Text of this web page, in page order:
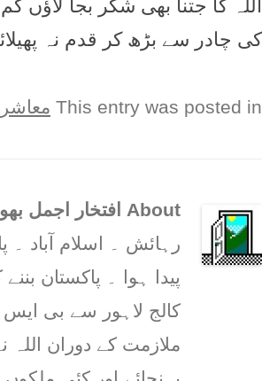
اللہ کا جتنا بھی شکر بجا
کی چادر سے بڑھ کر قدم نہ
This entry was posted in
About افتخار اجمل بھوپال
رہائش ۔ اسلام آباد
پیدا ہوا ۔ پاکستان
کالج لاہور سے بی ایس
ملازمت کے دوران